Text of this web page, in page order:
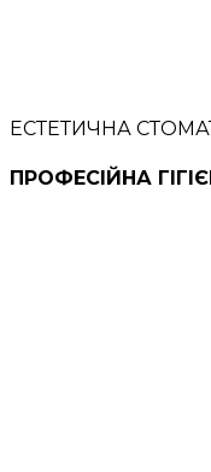
ЕСТЕТИЧНА
ПРОФЕСІЙНА